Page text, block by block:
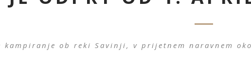
kampiranje ob reki Savinji, v prijetnem naravnem